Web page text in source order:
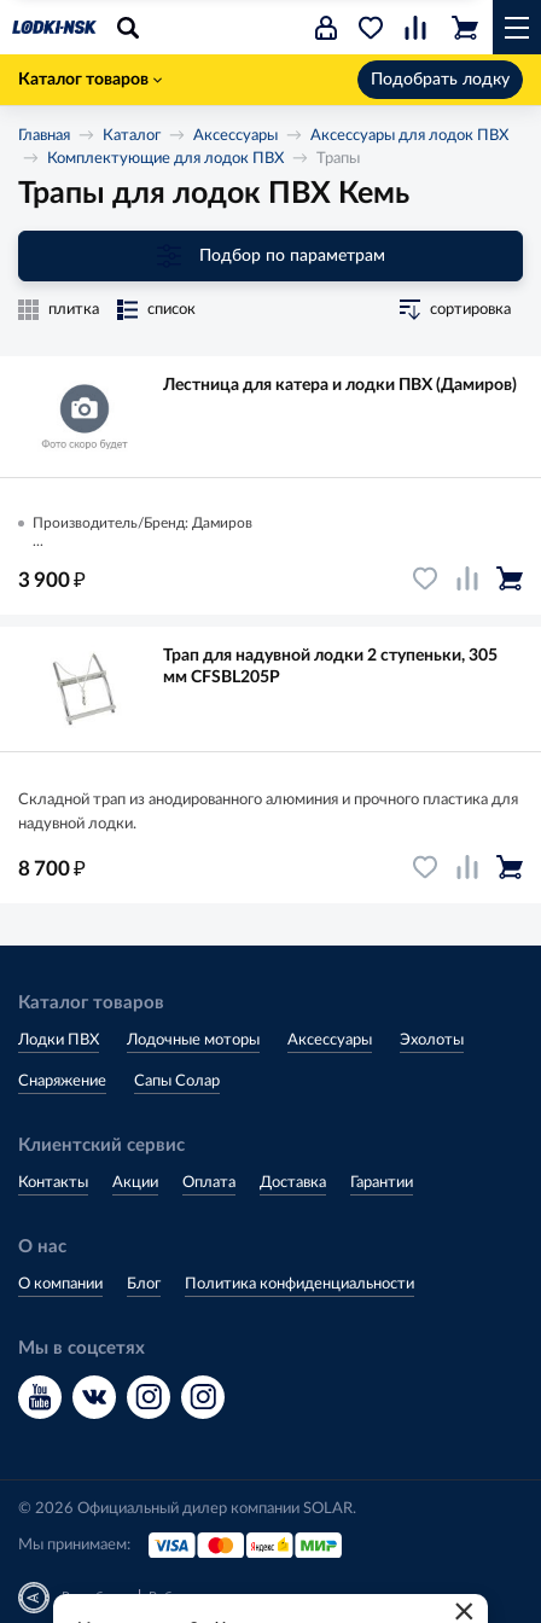
Каталог товаров Подобрать лодку
Главная Каталог Аксессуары
Аксессуары для лодок ПВХ
Комплектующие для лодок ПВХ
Трапы
Трапы для лодок ПВХ Кемь
Подбор по параметрам
плитка список сортировка
Лестница для катера и лодки ПВХ (Дамиров)
Производитель/Бренд: Дамиров
...
3 900₽
Трап для надувной лодки 2 ступеньки, 305
мм CFSBL205P
Складной трап из анодированного алюминия и прочного пластика для
надувной лодки.
8 700₽
Каталог товаров
Лодки ПВХ Лодочные моторы Аксессуары Эхолоты
Снаряжение Сапы Солар
Клиентский сервис
Контакты Акции Оплата Доставка Гарантии
О нас
О компании Блог Политика конфиденциальности
Мы в соцсетях
© 2026 Официальный дилер компании SOLAR.
Мы принимаем:
Разработка|Веб-аналитика ×